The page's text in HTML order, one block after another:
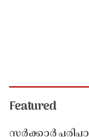
Featured
സർക്കാർ